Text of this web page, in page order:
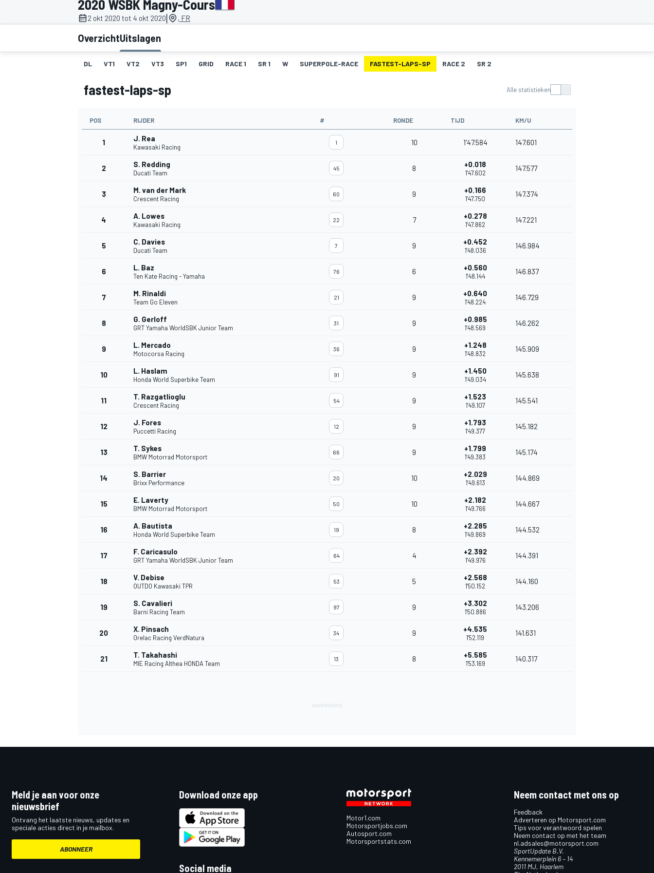
DTM
2020 WSBK Magny-Cours
2 okt 2020 tot 4 okt 2020| , FR
OverzichtUitslagen
DL VT1 VT2 VT3 SP1 GRID RACE 1 SR 1 W SUPERPOLE-RACE FASTEST-LAPS-SP RACE 2 SR 2
fastest-laps-sp Alle statistieken
POS RIJDER # RONDE TIJD KM/U
1 J. Rea
Kawasaki Racing
1 10 1'47.584 147.601
2 S. Redding
Ducati Team
45 8 +0.018
1'47.602
147.577
3 M. van der Mark
Crescent Racing
60 9 +0.166
1'47.750
147.374
4 A. Lowes
Kawasaki Racing
22 7 +0.278
1'47.862
147.221
5 C. Davies
Ducati Team
7 9 +0.452
1'48.036
146.984
6 L. Baz
Ten Kate Racing - Yamaha
76 6 +0.560
1'48.144
146.837
7 M. Rinaldi
Team Go Eleven
21 9 +0.640
1'48.224
146.729
8 G. Gerloff
GRT Yamaha WorldSBK Junior Team
31 9 +0.985
1'48.569
146.262
9 L. Mercado
Motocorsa Racing
36 9 +1.248
1'48.832
145.909
10 L. Haslam
Honda World Superbike Team
91 9 +1.450
1'49.034
145.638
11 T. Razgatlioglu
Crescent Racing
54 9 +1.523
1'49.107
145.541
12 J. Fores
Puccetti Racing
12 9 +1.793
1'49.377
145.182
13 T. Sykes
BMW Motorrad Motorsport
66 9 +1.799
1'49.383
145.174
14 S. Barrier
Brixx Performance
20 10 +2.029
1'49.613
144.869
15 E. Laverty
BMW Motorrad Motorsport
50 10 +2.182
1'49.766
144.667
16 A. Bautista
Honda World Superbike Team
19 8 +2.285
1'49.869
144.532
17 F. Caricasulo
GRT Yamaha WorldSBK Junior Team
64 4 +2.392
1'49.976
144.391
18 V. Debise
OUTDO Kawasaki TPR
53 5 +2.568
1'50.152
144.160
19 S. Cavalieri
Barni Racing Team
97 9 +3.302
1'50.886
143.206
20 X. Pinsach
Orelac Racing VerdNatura
34 9 +4.535
1'52.119
141.631
21 T. Takahashi
MIE Racing Althea HONDA Team
13 8 +5.585
1'53.169
140.317
Meld je aan voor onze
nieuwsbrief
Ontvang het laatste nieuws, updates en
speciale acties direct in je mailbox.
ABONNEER
Download onze app
Social media
Motor1.com
Motorsportjobs.com
Autosport.com
Motorsportstats.com
Neem contact met ons op
Feedback
Adverteren op Motorsport.com
Tips voor verantwoord spelen
Neem contact op met het team
nl.adsales@motorsport.com
SportUpdate B.V.
Kennemerplein 6 – 14
2011 MJ, Haarlem